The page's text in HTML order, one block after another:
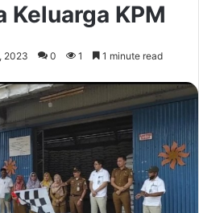
Keluarga KPM
2023 0 1 1 minute read